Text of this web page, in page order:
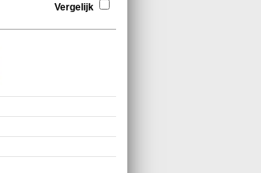
Vergelijk